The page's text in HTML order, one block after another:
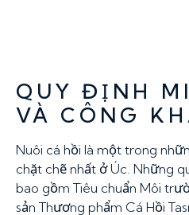
QUY ĐỊNH
VÀ CÔNG
Nuôi cá hồi là một trong
chặt chẽ nhất ở Úc. Những
bao gồm Tiêu chuẩn Môi
sản Thương phẩm Cá Hồi